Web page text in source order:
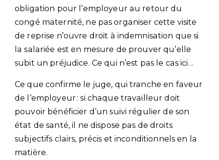
obligation pour l’employeur au retour du
congé maternité, ne pas organiser cette visite
de reprise n’ouvre droit à indemnisation que si
la salariée est en mesure de prouver qu’elle
subit un préjudice. Ce qui n’est pas le cas ici…
Ce que confirme le juge, qui tranche en faveur
de l’employeur : si chaque travailleur doit
pouvoir bénéficier d’un suivi régulier de son
état de santé, il ne dispose pas de droits
subjectifs clairs, précis et inconditionnels en la
matière.